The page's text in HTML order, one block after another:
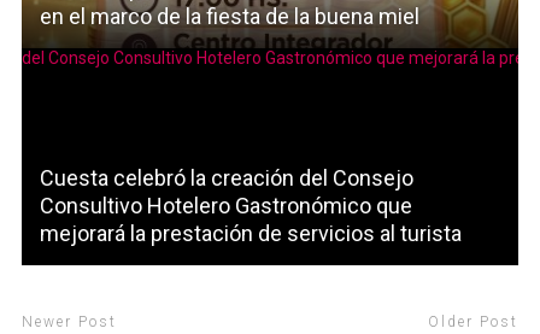
en el marco de la fiesta de la buena miel
Cuesta celebró la creación del Consejo
Consultivo Hotelero Gastronómico que
mejorará la prestación de servicios al turista
Newer Post Older Post